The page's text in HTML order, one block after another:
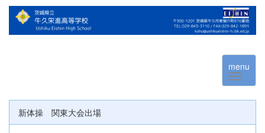
menu
新体操 関東大会出場